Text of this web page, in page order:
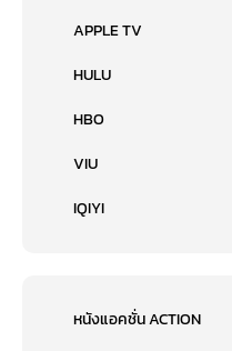
APPLE TV
HULU
HBO
VIU
IQIYI
หนังแอคชั่น ACTION